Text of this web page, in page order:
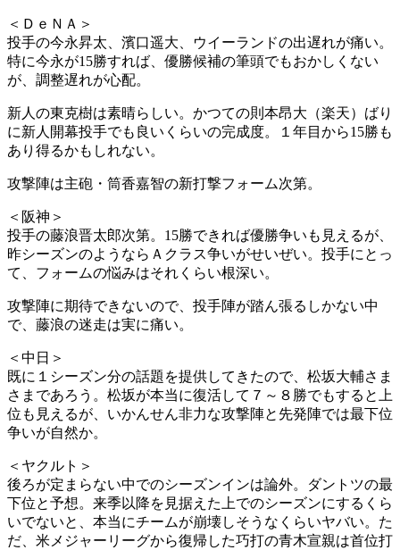
＜ＤｅＮＡ＞
投手の今永昇太、濱口遥大、ウイーランドの出遅れが痛い。
特に今永が15勝すれば、優勝候補の筆頭でもおかしくない
が、調整遅れが心配。
新人の東克樹は素晴らしい。かつての則本昂大（楽天）ばり
に新人開幕投手でも良いくらいの完成度。１年目から15勝も
あり得るかもしれない。
攻撃陣は主砲・筒香嘉智の新打撃フォーム次第。
＜阪神＞
投手の藤浪晋太郎次第。15勝できれば優勝争いも見えるが、
昨シーズンのようならＡクラス争いがせいぜい。投手にとっ
て、フォームの悩みはそれくらい根深い。
攻撃陣に期待できないので、投手陣が踏ん張るしかない中
で、藤浪の迷走は実に痛い。
＜中日＞
既に１シーズン分の話題を提供してきたので、松坂大輔さま
さまであろう。松坂が本当に復活して７～８勝でもすると上
位も見えるが、いかんせん非力な攻撃陣と先発陣では最下位
争いが自然か。
＜ヤクルト＞
後ろが定まらない中でのシーズンインは論外。ダントツの最
下位と予想。来季以降を見据えた上でのシーズンにするくら
いでないと、本当にチームが崩壊しそうなくらいヤバい。た
だ、米メジャーリーグから復帰した巧打の青木宣親は首位打